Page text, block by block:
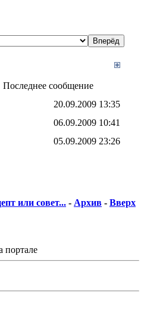
Последнее сообщение
20.09.2009 13:35
06.09.2009 10:41
05.09.2009 23:26
или совет... - Архив - Вверх
портале